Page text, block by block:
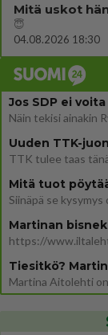
Mitä uskot
😇
04.08.2026 18:30
Mitä tuot
Martinan